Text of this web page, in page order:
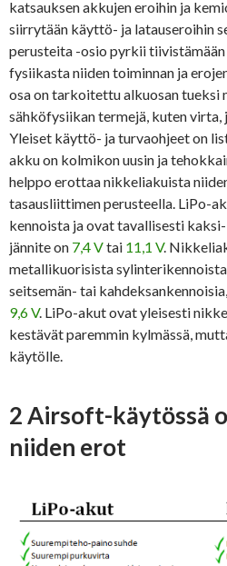
katsauksen akkujen eroihin ja
siirrytään käyttö- ja latauseroihin
perusteita -osio pyrkii
fysiikasta niiden toiminnan ja
osa on tarkoitettu alkuosan tueksi
sähköfysiikan termejä, kuten
Yleiset käyttö- ja turvaohjeet on
akku on kolmikon uusin ja
helppo erottaa nikkeliakuista
tasausliittimen perusteella. LiPo-
kennoista ja ovat tavallisesti
jännite on 7,4 Vtai 11,1 V.
metallikuorisista
seitsemän- tai
9,6 V. LiPo-akut ovat yleisesti
kestävät paremmin kylmässä,
käytölle.
2 Airsoft-käytössä
niiden erot